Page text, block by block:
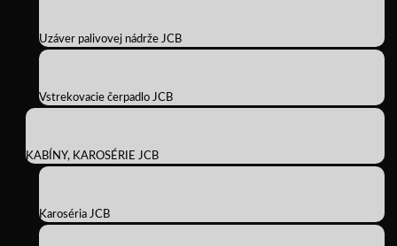
Uzáver palivovej nádrže JCB
Vstrekovacie čerpadlo JCB
KABÍNY, KAROSÉRIE JCB
Karoséria JCB